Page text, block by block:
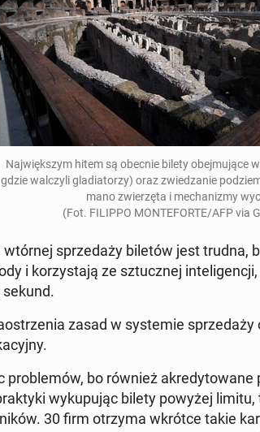
Na­jwięk­szym hitem są obecnie bilety obe­j­mu­jące
gdzie wal­czyli glad­i­a­torzy) oraz zwiedzanie
mano zwierzę­ta i mech­a­nizmy
(Fot. FILIPPO MON­TE­FORTE/AFP via
sprzedaży biletów jest trudna,
i ko­rzys­ta­ją ze sz­tucznej
zasad w sys­temie
prob­lemów, bo również
wykupu­jąc bilety powyżej
30 firm otrzyma wkrótce takie